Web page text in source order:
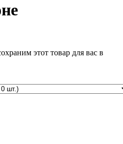
этот товар для вас в